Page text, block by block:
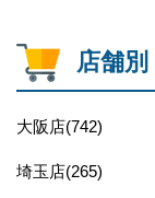
店舗別
大阪店(742)
埼玉店(265)